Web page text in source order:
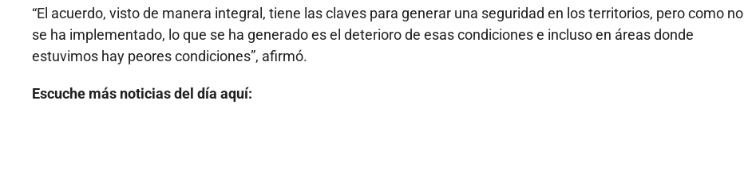
“El acuerdo, visto de manera integral, tiene las claves para generar una seguridad en los territorios, pero como no
se ha implementado, lo que se ha generado es el deterioro de esas condiciones e incluso en áreas donde
estuvimos hay peores condiciones”, afirmó.
Escuche más noticias del día aquí: